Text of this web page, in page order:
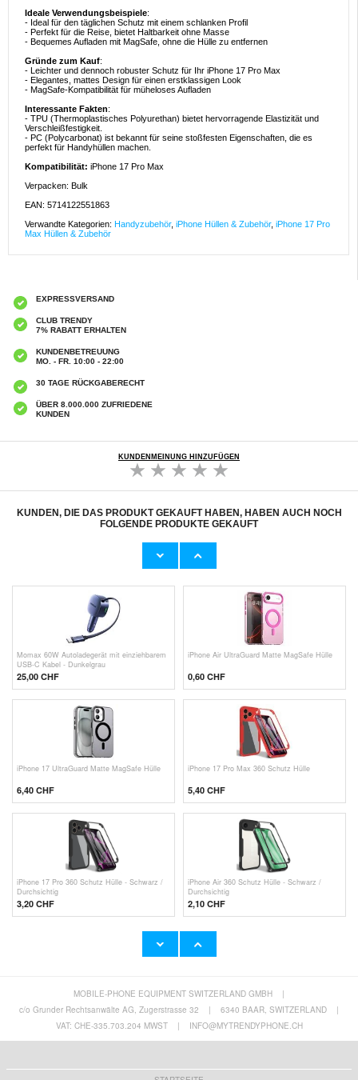
Ideale Verwendungsbeispiele:
- Ideal für den täglichen Schutz mit einem schlanken Profil
- Perfekt für die Reise, bietet Haltbarkeit ohne Masse
- Bequemes Aufladen mit MagSafe, ohne die Hülle zu entfernen
Gründe zum Kauf:
- Leichter und dennoch robuster Schutz für Ihr iPhone 17 Pro Max
- Elegantes, mattes Design für einen erstklassigen Look
- MagSafe-Kompatibilität für müheloses Aufladen
Interessante Fakten:
- TPU (Thermoplastisches Polyurethan) bietet hervorragende Elastizität und
Verschleißfestigkeit.
- PC (Polycarbonat) ist bekannt für seine stoßfesten Eigenschaften, die es
perfekt für Handyhüllen machen.
Kompatibilität: iPhone 17 Pro Max
Verpacken: Bulk
EAN: 5714122551863
Verwandte Kategorien: Handyzubehör, iPhone Hüllen & Zubehör, iPhone 17 Pro
Max Hüllen & Zubehör
EXPRESSVERSAND
CLUB TRENDY
7% RABATT ERHALTEN
KUNDENBETREUUNG
MO. - FR. 10:00 - 22:00
30 TAGE RÜCKGABERECHT
ÜBER 8.000.000 ZUFRIEDENE
KUNDEN
KUNDENMEINUNG HINZUFÜGEN
KUNDEN, DIE DAS PRODUKT GEKAUFT HABEN, HABEN AUCH NOCH
FOLGENDE PRODUKTE GEKAUFT
Yesido KM23 Kabelgebundener zu drahtloser
Momax 60W Autoladegerät mit einziehbarem
USB-C Kabel - Dunkelgrau
25,00 CHF
iPhone Air UltraGuard Matte MagSafe Hülle
0,60 CHF
iPhone 17 UltraGuard Matte MagSafe Hülle
6,40 CHF
iPhone 17 Pro Max 360 Schutz Hülle
5,40 CHF
iPhone 17 Pro 360 Schutz Hülle - Schwarz /
Durchsichtig
3,20 CHF
iPhone Air 360 Schutz Hülle - Schwarz /
Durchsichtig
2,10 CHF
Google Pixel 10 Pro XL Caseme 013 Serie
Schutzhülle mit Geldbörse
Google Pixel 10/10 Pro Caseme 013 Serie
Schutzhülle mit Geldbörse
10,80 CHF
MOBILE-PHONE EQUIPMENT SWITZERLAND GMBH
|
c/o Grunder Rechtsanwälte AG, Zugerstrasse 32
| 6340 BAAR, SWITZERLAND
|
VAT: CHE-335.703.204 MWST
| INFO@MYTRENDYPHONE.CH